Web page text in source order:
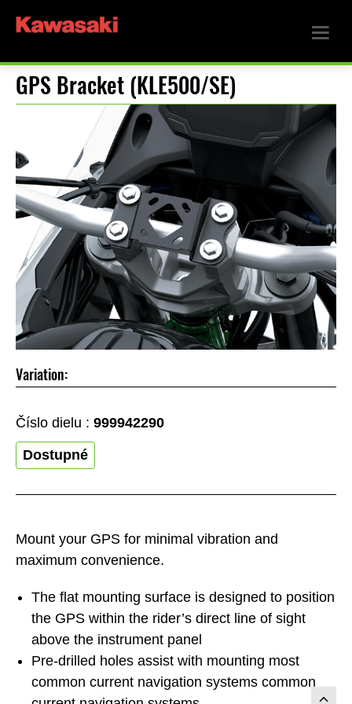
GPS Bracket (KLE500/SE)
Mount your GPS for minimal vibration and
maximum convenience.
The flat mounting surface is designed to position
the GPS within the rider’s direct line of sight
above the instrument panel
Pre-drilled holes assist with mounting most
common current navigation systems common
Variation:
Číslo dielu : 999942290
Dostupné